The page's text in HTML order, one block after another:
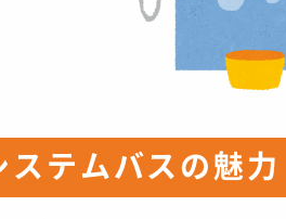
ステムバスの魅力